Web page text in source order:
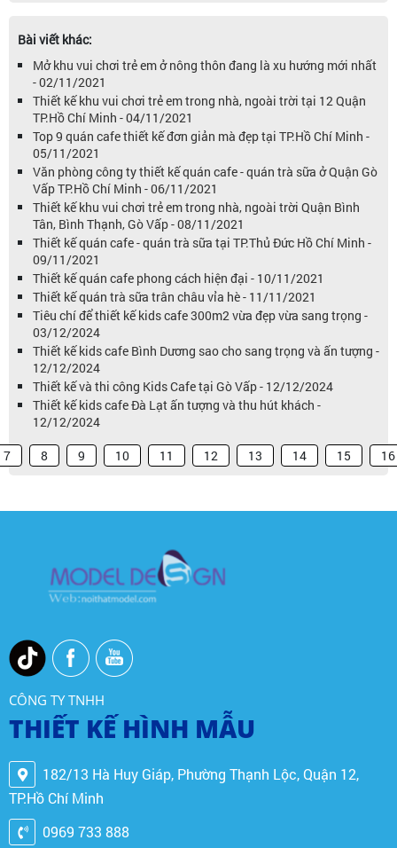
Bài viết khác:
Mở khu vui chơi trẻ em ở nông thôn đang là xu hướng mới nhất
- 02/11/2021
Thiết kế khu vui chơi trẻ em trong nhà, ngoài trời tại 12 Quận
TP.Hồ Chí Minh - 04/11/2021
Top 9 quán cafe thiết kế đơn giản mà đẹp tại TP.Hồ Chí Minh -
05/11/2021
Văn phòng công ty thiết kế quán cafe - quán trà sữa ở Quận Gò
Vấp TP.Hồ Chí Minh - 06/11/2021
Thiết kế khu vui chơi trẻ em trong nhà, ngoài trời Quận Bình
Tân, Bình Thạnh, Gò Vấp - 08/11/2021
Thiết kế quán cafe - quán trà sữa tại TP.Thủ Đức Hồ Chí Minh -
09/11/2021
Thiết kế quán cafe phong cách hiện đại - 10/11/2021
Thiết kế quán trà sữa trân châu vỉa hè - 11/11/2021
Tiêu chí để thiết kế kids cafe 300m2 vừa đẹp vừa sang trọng -
03/12/2024
Thiết kế kids cafe Bình Dương sao cho sang trọng và ấn tượng -
12/12/2024
Thiết kế và thi công Kids Cafe tại Gò Vấp - 12/12/2024
Thiết kế kids cafe Đà Lạt ấn tượng và thu hút khách -
12/12/2024
7 8 9 10 11 12 13 14 15 16
CÔNG TY TNHH
THIẾT KẾ HÌNH MẪU
182/13 Hà Huy Giáp, Phường Thạnh Lộc, Quận 12,
TP.Hồ Chí Minh
0969 733 888